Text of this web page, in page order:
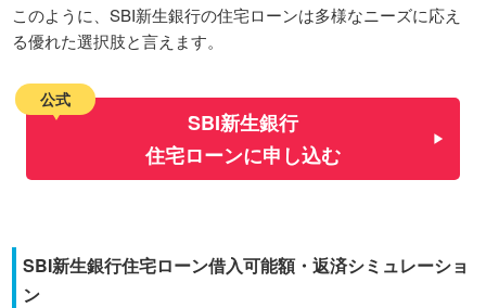
このように、SBI新生銀行の住宅ローンは多様なニーズに応え
る優れた選択肢と言えます。
公式
SBI新生銀行
住宅ローンに申し込む
SBI新生銀行住宅ローン借入可能額・返済シミュレーショ
ン